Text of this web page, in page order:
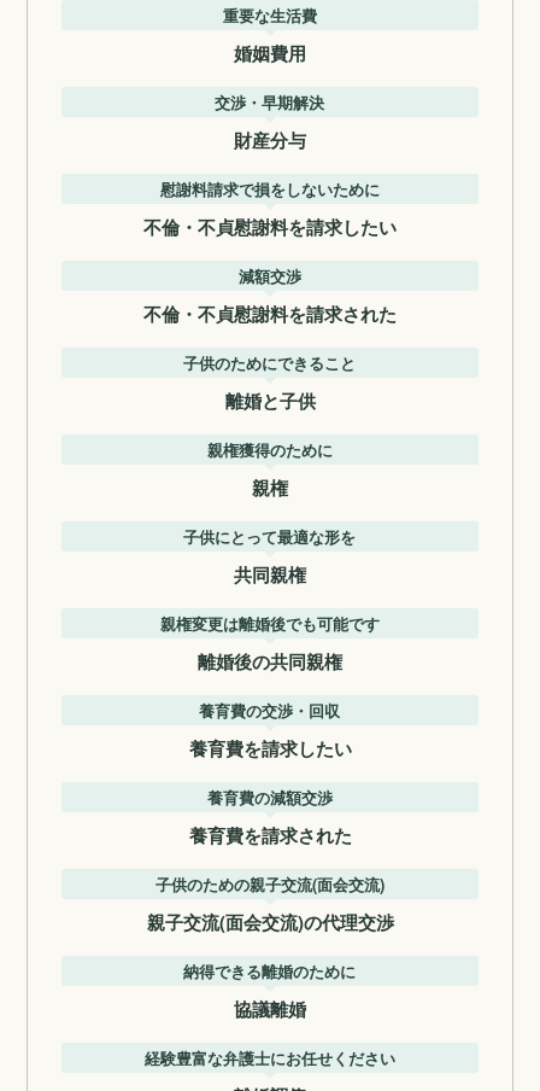
重要な生活費
婚姻費用
交渉・早期解決
財産分与
慰謝料請求で損をしないために
不倫・不貞慰謝料を請求したい
減額交渉
不倫・不貞慰謝料を請求された
子供のためにできること
離婚と子供
親権獲得のために
親権
子供にとって最適な形を
共同親権
親権変更は離婚後でも可能です
離婚後の共同親権
養育費の交渉・回収
養育費を請求したい
養育費の減額交渉
養育費を請求された
子供のための親子交流(面会交流)
親子交流(面会交流)の代理交渉
納得できる離婚のために
協議離婚
経験豊富な弁護士にお任せください